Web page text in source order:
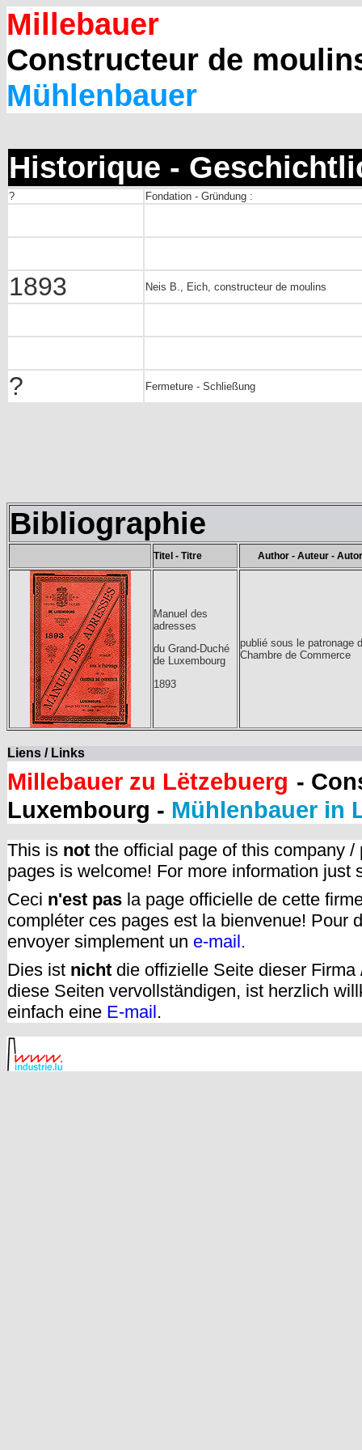
Millebauer
Constructeur de
Mühlenbauer
Historique -
? Fondation - Gründung :
1893 Neis B., Eich, constructeur de moulins
? Fermeture - Schließung
Bibliographie
Titel - Titre Author - Auteur - Autor
Manuel des
adresses
du Grand-Duché
de Luxembourg
1893
publié sous le patronage
Chambre de Commerce
Liens / Links
Millebauer zu Lëtzebuerg -
Luxembourg - Mühlenbauer in
This is not the official page of this company
pages is welcome! For more information just
Ceci n'est pas la page officielle de cette
compléter ces pages est la bienvenue! Pour
envoyer simplement un e-mail.
Dies ist nicht die offizielle Seite dieser
diese Seiten vervollständigen, ist herzlich
einfach eine E-mail.